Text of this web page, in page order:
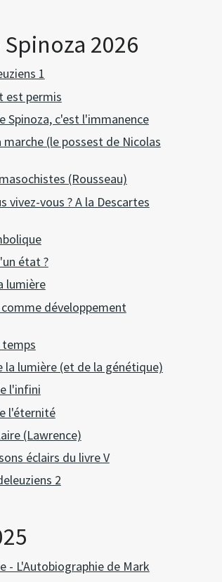
2026
1
est permis
Spinoza, c'est l'immanence
marche (le possest de Nicolas
(Rousseau)
vivez-vous ? A la Descartes
état ?
lumière
développement
temps
la lumière (et de la génétique)
l'infini
l'éternité
(Lawrence)
éclairs du livre V
2
- L'Autobiographie de Mark